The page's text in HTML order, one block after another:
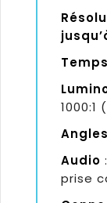
1000:1
Audio
prise